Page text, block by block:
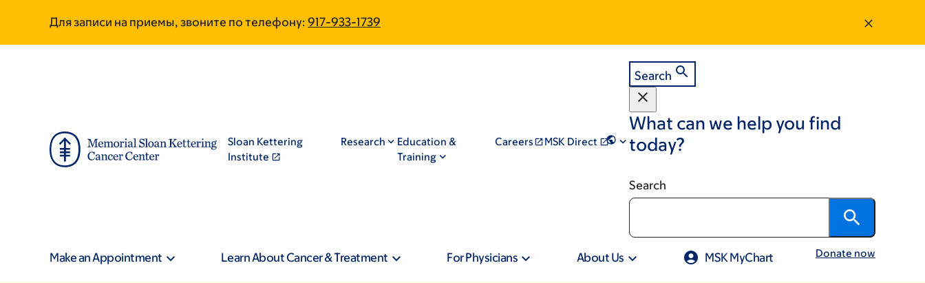
main
footer
Для записи на приемы, звоните по телефону: 917-933-1739
Sloan Kettering
Institute
Research
Education &
Training
Careers MSK Direct
Search
What can we help you find
today?
Search
Make an Appointment Learn About Cancer & Treatment For Physicians About Us MSK MyChart Donate now